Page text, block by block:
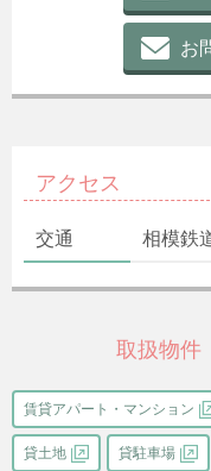
お
アクセス
交通 相模鉄
取扱物件
賃貸アパート・マンション
貸土地 貸駐車場